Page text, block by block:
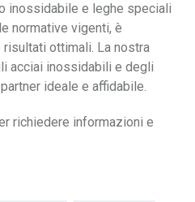
inossidabile e leghe speciali
normative vigenti, è
ottimali. La nostra
acciai inossidabili e degli
ideale e affidabile.
richiedere informazioni e